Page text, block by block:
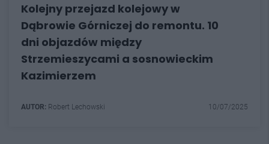
Kolejny przejazd kolejowy w
Dąbrowie Górniczej do remontu. 10
dni objazdów między
Strzemieszycami a sosnowieckim
Kazimierzem
AUTOR: Robert Lechowski 10/07/2025